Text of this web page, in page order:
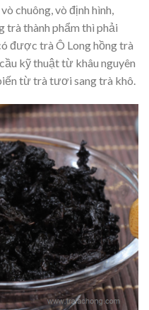
chuông, vò định hình,
trà thành phẩm thì phải
được trà Ô Long hồng trà
kỹ thuật từ khâu nguyên
từ trà tươi sang trà khô.